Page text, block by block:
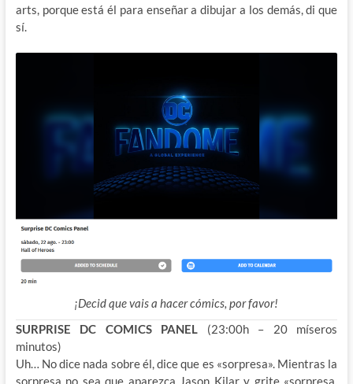
arts, porque está él para enseñar a dibujar a los demás, di que
sí.
¡Decid que vais a hacer cómics, por favor!
SURPRISE DC COMICS PANEL
(23:00h – 20 míseros
minutos)
Uh… No dice nada sobre él, dice que es «sorpresa». Mientras la
sorpresa no sea que aparezca Jason Kilar y grite «sorpresa,